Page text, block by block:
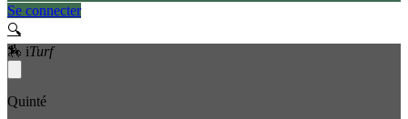
Se connecter
🔍
🏇 iTurf
Quinté